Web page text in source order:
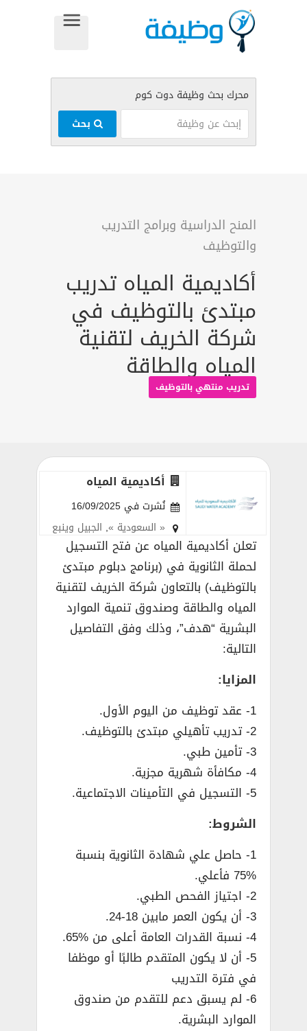
المنح الدراسية وبرامج التدريب
والتوظيف
أكاديمية المياه تدريب
مبتدئ بالتوظيف في
شركة الخريف لتقنية
المياه والطاقة
تدريب منتهي بالتوظيف
أكاديمية المياه
نُشرت في 16/09/2025
« السعودية », الجبيل وينبع
تعلن أكاديمية المياه عن فتح التسجيل
لحملة الثانوية في (برنامج دبلوم مبتدئ
بالتوظيف) بالتعاون شركة الخريف لتقنية
المياه والطاقة وصندوق تنمية الموارد
البشرية “هدف”، وذلك وفق التفاصيل
التالية:
المزايا:
1- عقد توظيف من اليوم الأول.
2- تدريب تأهيلي مبتدئ بالتوظيف.
3- تأمين طبي.
4- مكافأة شهرية مجزية.
5- التسجيل في التأمينات الاجتماعية.
الشروط:
1- حاصل علي شهادة الثانوية بنسبة
%75 فأعلي.
2- اجتياز الفحص الطبي.
3- أن يكون العمر مابين 18-24.
4- نسبة القدرات العامة أعلى من %65.
5- أن لا يكون المتقدم طالبًا أو موظفا
في فترة التدريب
6- لم يسبق دعم للتقدم من صندوق
الموارد البشرية.